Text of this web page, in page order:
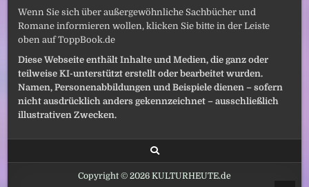
Wenn Sie sich über außergewöhnliche Sachbücher und
Romane informieren wollen, klicken Sie bitte in der Leiste
oben auf ToppBook.de
Diese Webseite enthält Inhalte und Medien, die ganz oder
teilweise KI-unterstützt erstellt oder bearbeitet wurden.
Namen, Personenabbildungen und Beispiele dienen – sofern
nicht ausdrücklich anders gekennzeichnet – ausschließlich
illustrativen Zwecken.
Copyright © 2026 KULTURHEUTE.de